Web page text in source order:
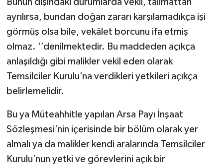
Bunun dışındaki durumlarda vekil, talimattan
ayrılırsa, bundan doğan zararı karşılamadıkça işi
görmüş olsa bile, vekâlet borcunu ifa etmiş
olmaz. ‘’denilmektedir. Bu maddeden açıkça
anlaşıldığı gibi malikler vekil eden olarak
Temsilciler Kurulu’na verdikleri yetkileri açıkça
belirlemelidir.
Bu ya Müteahhitle yapılan Arsa Payı İnşaat
Sözleşmesi’nin içerisinde bir bölüm olarak yer
almalı ya da malikler kendi aralarında Temsilciler
Kurulu’nun yetki ve görevlerini açık bir